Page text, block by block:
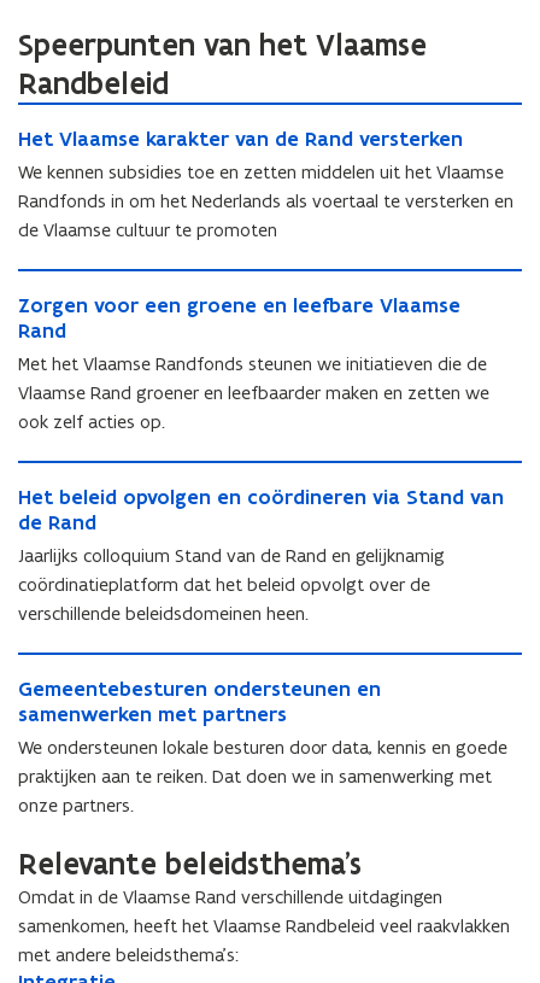
Speerpunten van het Vlaamse
Randbeleid
e
t
V
a
a
s
e
k
a
r
k
t
e
r
a
n
R
a
n
d
v
r
s
t
e
r
k
Het Vlaamse karakter van de Rand versterken
H
e
t
V
l
a
m
s
e
k
a
a
k
t
e
r
v
a
e
R
a
n
d
e
r
s
t
e
r
We kennen subsidies toe en zetten middelen uit het Vlaamse
Randfonds in om het Nederlands als voertaal te versterken en
de Vlaamse cultuur te promoten
o
r
g
e
v
o
r
e
e
n
g
o
e
n
e
n
l
e
f
a
r
Zorgen voor een groene en leefbare Vlaamse
Rand
Z
o
r
g
e
n
v
o
r
e
e
n
r
o
e
n
e
e
n
e
e
f
b
a
Met het Vlaamse Randfonds steunen we initiatieven die de
Vlaamse Rand groener en leefbaarder maken en zetten we
ook zelf acties op.
e
t
b
e
i
o
p
v
o
l
e
n
e
n
c
Het beleid opvolgen en coördineren via Stand van
de Rand
H
e
t
e
l
e
d
o
p
v
o
g
e
n
e
n
c
Jaarlijks colloquium Stand van de Rand en gelijknamig
coördinatieplatform dat het beleid opvolgt over de
verschillende beleidsdomeinen heen.
e
m
e
n
t
b
e
s
u
Gemeentebesturen ondersteunen en
samenwerken met partners
G
e
m
e
n
e
b
e
s
t
We ondersteunen lokale besturen door data, kennis en goede
praktijken aan te reiken. Dat doen we in samenwerking met
onze partners.
Relevante beleidsthema’s
Omdat in de Vlaamse Rand verschillende uitdagingen
samenkomen, heeft het Vlaamse Randbeleid veel raakvlakken
met andere beleidsthema’s: